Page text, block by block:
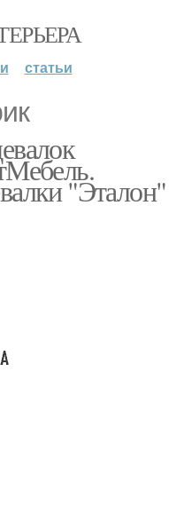
статьи
"Эталон"